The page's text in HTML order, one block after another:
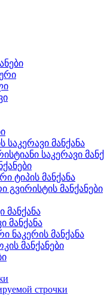
მანქანა
საკერავი
ტიპის მანქანა
გვირისტის მანქანები
მანქანა
მანქანა
ნაკერის მანქანა
მანქანები
строчки